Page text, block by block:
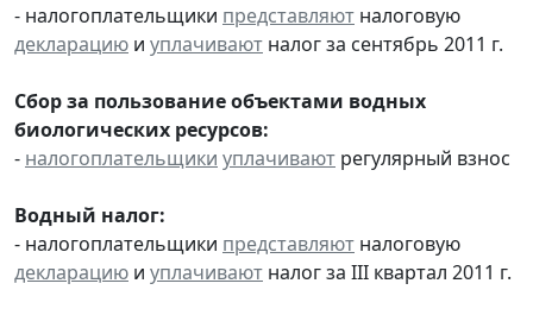
- налогоплательщики представляют налоговую
декларацию и уплачивают налог за сентябрь 2011 г.
Сбор за пользование объектами водных
биологических ресурсов:
- налогоплательщики уплачивают регулярный взнос
Водный налог:
- налогоплательщики представляют налоговую
декларацию и уплачивают налог за III квартал 2011 г.